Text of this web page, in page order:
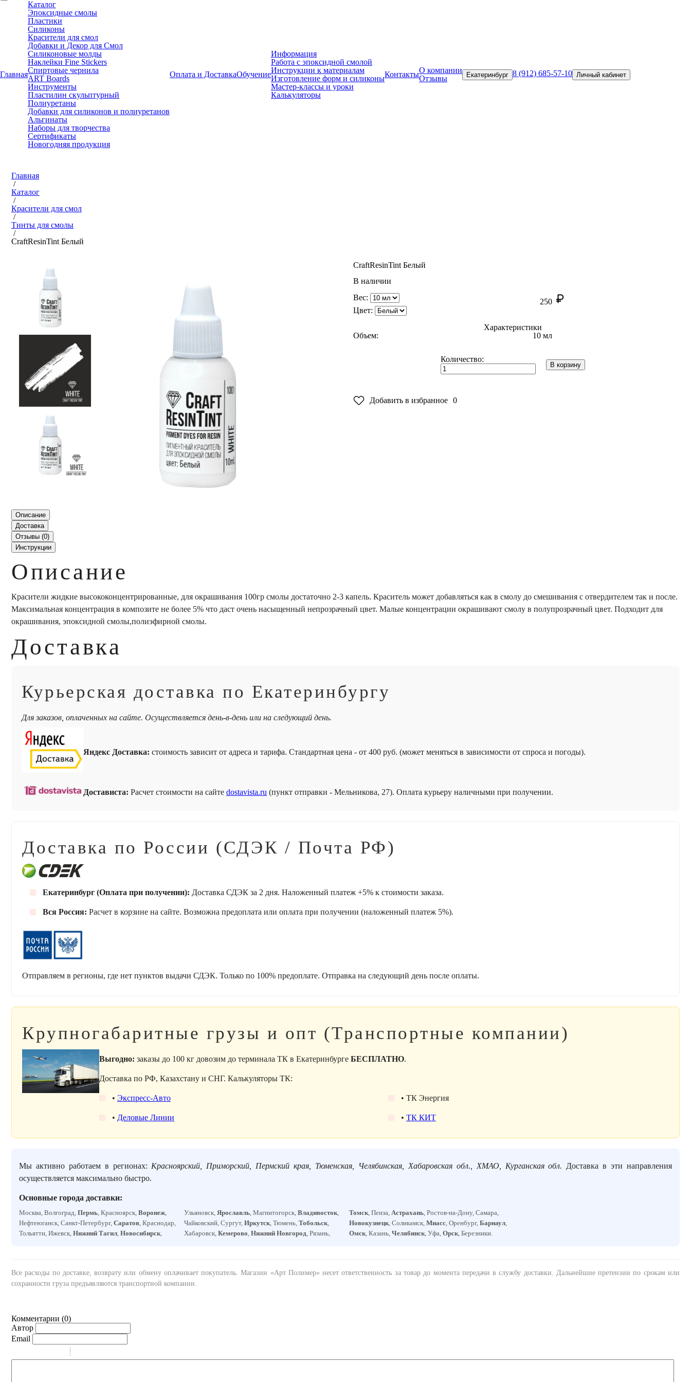
Главная
Каталог
Эпоксидные смолы
Пластики
Силиконы
Красители для смол
Добавки и Декор для Смол
Силиконовые молды
Наклейки Fine Stickers
Спиртовые чернила
ART Boards
Инструменты
Пластилин скульптурный
Полиуретаны
Добавки для силиконов и полиуретанов
Альгинаты
Наборы для творчества
Сертификаты
Новогодняя продукция
Оплата и ДоставкаОбучение
Информация
Работа с эпоксидной смолой
Инструкции к материалам
Изготовление форм и силиконы
Мастер-классы и уроки
Калькуляторы
КонтактыО компании
Отзывы
Екатеринбург 8 (912) 685-57-10 Личный кабинет
Главная
/
Каталог
/
Красители для смол
/
Тинты для смолы
/
CraftResinTint Белый
CraftResinTint Белый
В наличии
Вес:
250
Цвет:
Характеристики
Объем:
10 мл
Количество:
В корзину
Добавить в избранное 0
Описание
Доставка
Отзывы (0)
Инструкции
Описание
Красители жидкие высококонцентрированные, для окрашивания 100гр смолы достаточно 2-3 капель. Краситель может добавляться как в смолу до смешивания с отвердителем так и после.
Максимальная концентрация в композите не более 5% что даст очень насыщенный непрозрачный цвет. Малые концентрации окрашивают смолу в полупрозрачный цвет. Подходит для
окрашивания, эпоксидной смолы,полиэфирной смолы.
Доставка
Курьерская доставка по Екатеринбургу
Для заказов, оплаченных на сайте. Осуществляется день-в-день или на следующий день.
Яндекс Доставка: стоимость зависит от адреса и тарифа. Стандартная цена - от 400 руб. (может меняться в зависимости от спроса и погоды).
Достависта: Расчет стоимости на сайте dostavista.ru (пункт отправки - Мельникова, 27). Оплата курьеру наличными при получении.
Доставка по России (СДЭК / Почта РФ)
Екатеринбург (Оплата при получении): Доставка СДЭК за 2 дня. Наложенный платеж +5% к стоимости заказа.
Вся Россия: Расчет в корзине на сайте. Возможна предоплата или оплата при получении (наложенный платеж 5%).
Отправляем в регионы, где нет пунктов выдачи СДЭК. Только по 100% предоплате. Отправка на следующий день после оплаты.
Крупногабаритные грузы и опт (Транспортные компании)
Выгодно: заказы до 100 кг довозим до терминала ТК в Екатеринбурге БЕСПЛАТНО.
Доставка по РФ, Казахстану и СНГ. Калькуляторы ТК:
• Экспресс-Авто
• Деловые Линии
• ТК Энергия
• ТК КИТ
Мы активно работаем в регионах: Красноярский, Приморский, Пермский края, Тюменская, Челябинская, Хабаровская обл., ХМАО, Курганская обл. Доставка в эти направления
осуществляется максимально быстро.
Основные города доставки:
Москва, Волгоград, Пермь, Красноярск, Воронеж,
Нефтеюганск, Санкт-Петербург, Саратов, Краснодар,
Тольятти, Ижевск, Нижний Тагил, Новосибирск,
Ульяновск, Ярославль, Магнитогорск, Владивосток,
Чайковский, Сургут, Иркутск, Тюмень, Тобольск,
Хабаровск, Кемерово, Нижний Новгород, Рязань,
Томск, Пенза, Астрахань, Ростов-на-Дону, Самара,
Новокузнецк, Соликамск, Миасс, Оренбург, Барнаул,
Омск, Казань, Челябинск, Уфа, Орск, Березники.
Все расходы по доставке, возврату или обмену оплачивает покупатель. Магазин «Арт Полимер» несет ответственность за товар до момента передачи в службу доставки. Дальнейшие претензии по срокам или
сохранности груза предъявляются транспортной компании.
Комментарии (0)
Автор
Email
-
-